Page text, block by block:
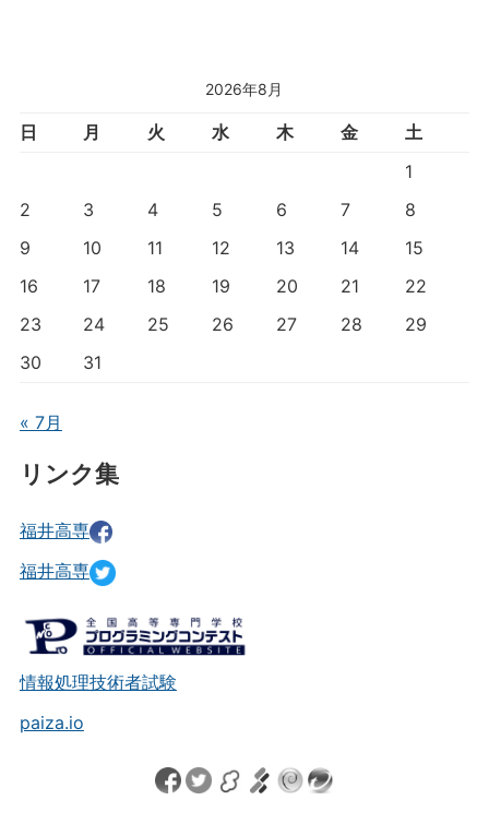
2026年8月
日 月 火 水 木 金
土
1
2
3 4 5 6 7
8
9
10 11 12 13 14
15
16
17 18 19 20 21
22
23
24 25 26 27 28
29
30
31
« 7月
リンク集
福井高専
福井高専
情報処理技術者試験
paiza.io